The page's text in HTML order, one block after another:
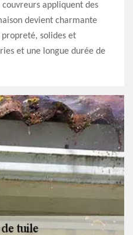
couvreurs appliquent des
devient charmante
solides et
et une longue durée de